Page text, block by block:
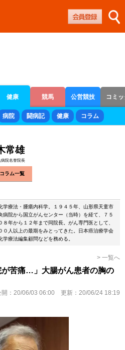
健康 競馬 公営競技 コミ
ース
病院 闘病記 健康 コラム
常雄
病院名誉院長
ラム一覧
学療法・腫瘍内科学。１９４５年、山形県天童市
院から国立がんセンター（当時）を経て、７５
年から１２年まで同院長。がん専門医として、
０人以上の最期をみとってきた。日本癌治療学会
療法編集顧問などを務める。
> 一覧へ
が苦痛…」大腸がん患者の胸の
： 20/06/03 06:00 更新： 20/06/24 18:19